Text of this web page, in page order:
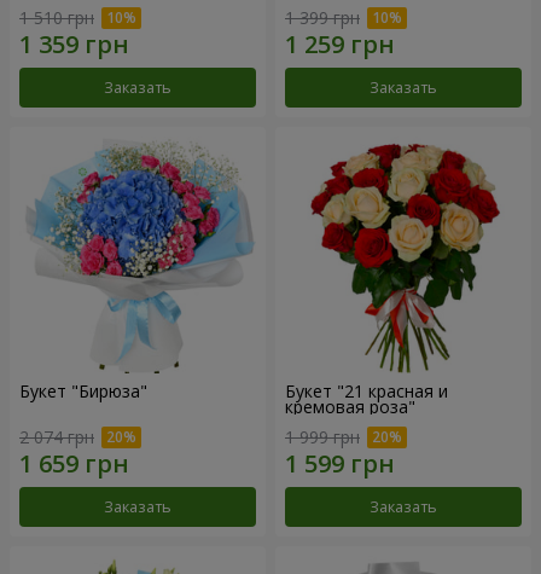
1 510 грн
Заказать
1 399 грн
Заказать
Букет "Бирюза"
2 074 грн
Заказать
Букет "21 красная и
кремовая роза"
1 999 грн
Заказать